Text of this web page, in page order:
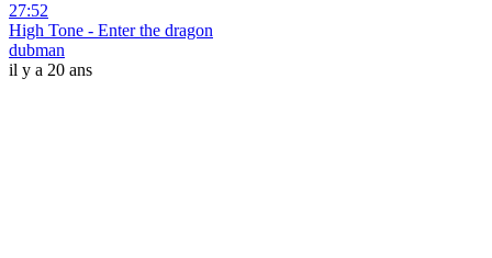
27:52
High Tone - Enter the dragon
dubman
il y a 20 ans